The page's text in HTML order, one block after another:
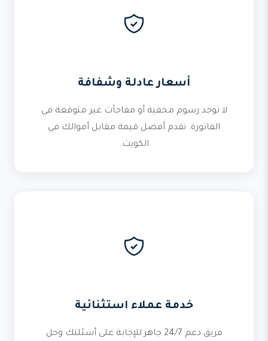
أسعار عادلة وشفافة
لا توجد رسوم مخفية أو مفاجآت غير متوقعة في
الفاتورة. نقدم أفضل قيمة مقابل أموالك في
الكويت.
خدمة عملاء استثنائية
فريق دعم 24/7 جاهز للإجابة على أسئلتك وحل